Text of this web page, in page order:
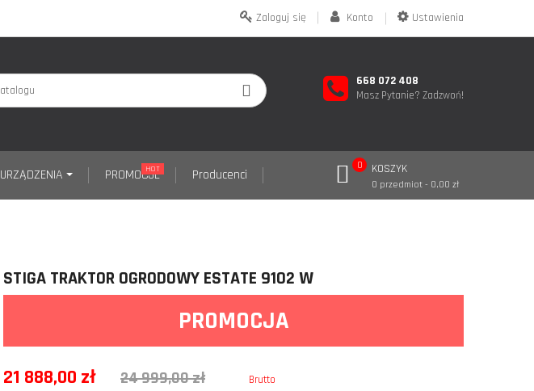
Ustawienia
Konto
Zaloguj się
668 072 408
Masz Pytanie? Zadzwoń!
KOSZYK
0 przedmiot - 0,00 zł
0
URZĄDZENIA PROMOCJE
HOT Producenci
STIGA TRAKTOR OGRODOWY ESTATE 9102 W
PROMOCJA
21 888,00 zł 24 999,00 zł Brutto